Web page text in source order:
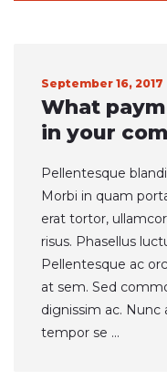
September 16, 2017
What
in your
Pellentesque
Morbi in quam
erat tortor,
risus. Phasellus
Pellentesque ac
at sem. Sed
dignissim ac.
tempor se ...